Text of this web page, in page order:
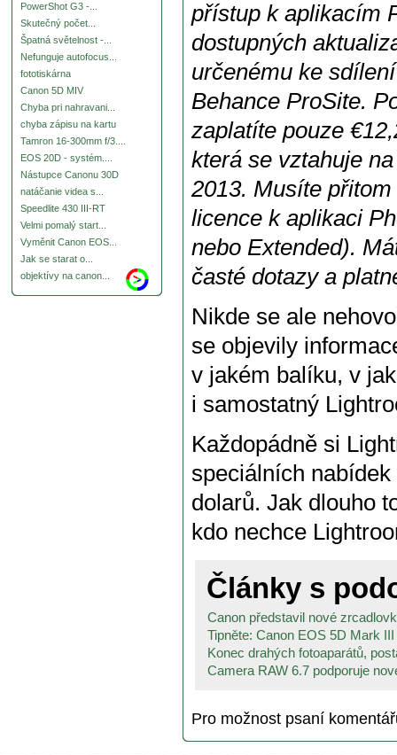
PowerShot G3 -...
Skutečný počet...
Špatná světelnost -...
Nefunguje autofocus...
fototiskárna
Canon 5D MIV
Chyba pri nahravani...
chyba zápisu na kartu
Tamron 16-300mm f/3....
EOS 20D - systém....
Nástupce Canonu 30D
natáčanie videa s...
Speedlite 430 III-RT
Velmi pomalý start...
Vyměnit Canon EOS...
Jak se starat o...
objektívy na canon...
přístup k aplikacím
dostupných
určenému ke
Behance ProSite.
zaplatíte pouze
která se vztahuje
2013. Musíte
licence k aplikaci
nebo Extended).
časté dotazy a
Nikde se ale
se objevily
v jakém balíku, v
i samostatný
Každopádně si
speciálních
dolarů. Jak dlouho
kdo nechce
Články s
Canon představil nové
Tipněte: Canon EOS 5D Mark
Konec drahých fotoaparátů,
Camera RAW 6.7 podporuje
Pro možnost psaní